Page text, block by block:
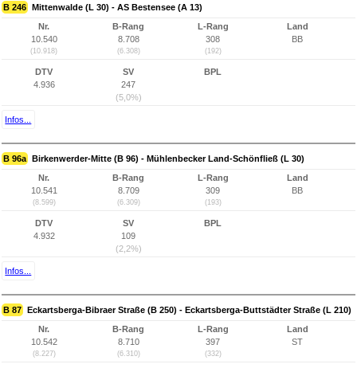
B 246 Mittenwalde (L 30) - AS Bestensee (A 13)
Nr.
10.540
(10.918)
B-Rang
8.708
(6.308)
L-Rang
308
(192)
Land
BB
DTV
4.936
SV
247
(5,0%)
BPL
Infos...
B 96a Birkenwerder-Mitte (B 96) - Mühlenbecker Land-Schönfließ (L 30)
Nr.
10.541
(8.599)
B-Rang
8.709
(6.309)
L-Rang
309
(193)
Land
BB
DTV
4.932
SV
109
(2,2%)
BPL
Infos...
B 87 Eckartsberga-Bibraer Straße (B 250) - Eckartsberga-Buttstädter Straße (L 210)
Nr.
10.542
(8.227)
B-Rang
8.710
(6.310)
L-Rang
397
(332)
Land
ST